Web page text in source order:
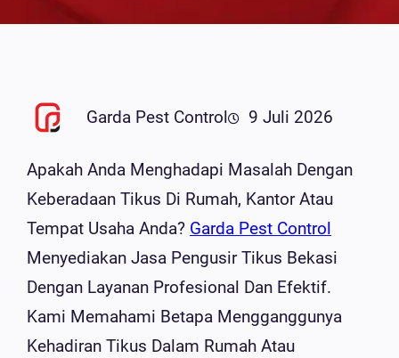
Garda Pest Control 9 Juli 2026
Apakah Anda Menghadapi Masalah Dengan
Keberadaan Tikus Di Rumah, Kantor Atau
Tempat Usaha Anda? Garda Pest Control
Menyediakan Jasa Pengusir Tikus Bekasi
Dengan Layanan Profesional Dan Efektif.
Kami Memahami Betapa Mengganggunya
Kehadiran Tikus Dalam Rumah Atau